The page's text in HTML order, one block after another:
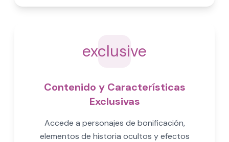
exclusive
Contenido y Características
Exclusivas
Accede a personajes de bonificación,
elementos de historia ocultos y efectos